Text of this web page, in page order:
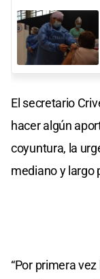
El secretario
hacer algún
coyuntura, la
mediano y largo
“Por primera